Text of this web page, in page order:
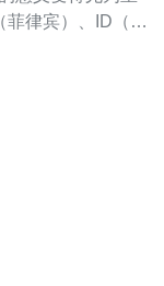
律宾）、ID（印
、路由和节点选